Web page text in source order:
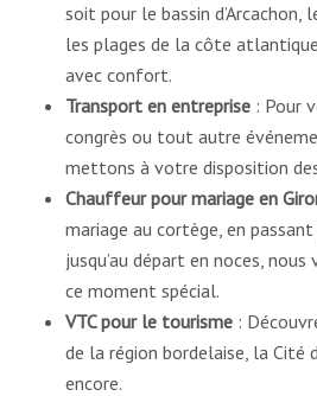
soit pour le bassin d’Arcachon,
les plages de la côte
avec confort.
Transport en entreprise : Pour
congrès ou tout autre
mettons à votre disposition
Chauffeur pour mariage en
mariage au cortège, en
jusqu’au départ en noces,
ce moment spécial.
VTC pour le tourisme :
de la région bordelaise, la Cité
encore.